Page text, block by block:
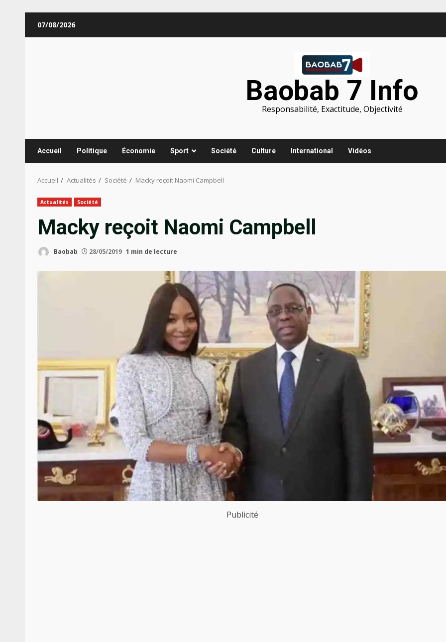
07/08/2026
Baobab 7 Info
Responsabilité, Exactitude, Objectivité
Accueil Politique Économie Sport Société Culture International Vidéos
Accueil Actualités Société Macky reçoit Naomi Campbell
Actualités Société
Macky reçoit Naomi Campbell
Baobab 28/05/2019 1 min de lecture
Publicité